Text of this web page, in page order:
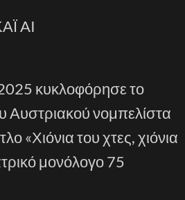
AI
κυκλοφόρησε το
Αυστριακού νομπελίστα
«Χιόνια του χτες, χιόνια
μονόλογο 75